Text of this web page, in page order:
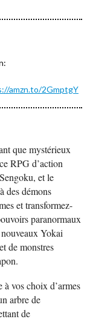
amzn.to/2GmptgY
que mystérieux
RPG d’action
et le
des démons
et transformez-
paranormaux
Yokai
de monstres
vos choix d’armes
arbre de
de